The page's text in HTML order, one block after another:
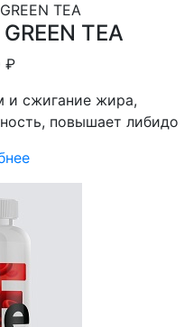
TEA
TEA
₽
и сжигание жира,
повышает либидо